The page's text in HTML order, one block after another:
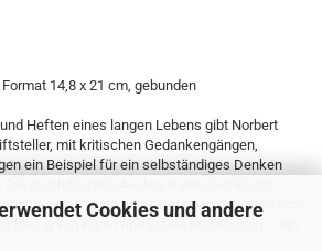
Cookies und andere
14,8 x 21 cm, gebunden
Heften eines langen Lebens gibt Norbert
mit kritischen Gedankengängen,
ein Beispiel für ein selbständiges Denken
und soziale Erscheinungen erweisen sich
von Kunst und Leben schlechthin – ein